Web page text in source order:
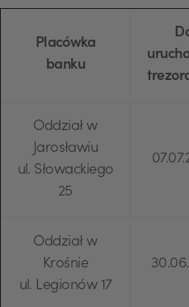
Placówka
banku
Oddział w
Jarosławiu
ul. Słowackiego
25
Oddział w
Krośnie
ul. Legionów 17